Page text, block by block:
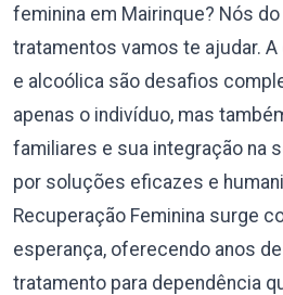
feminina em Mairinque? Nós
tratamentos vamos te ajudar.
e alcoólica são desafios
apenas o indivíduo, mas
familiares e sua integração na
por soluções eficazes e
Recuperação Feminina surge
esperança, oferecendo anos
tratamento para dependência